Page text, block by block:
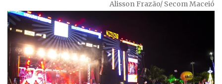
Alisson Frazão/ Secom Maceió